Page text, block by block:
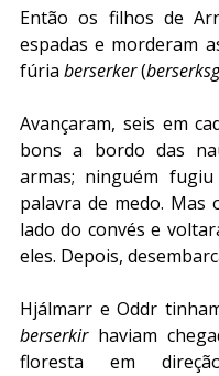
Então os filhos de
espadas e morderam
fúria berserker (
Avançaram, seis em
bons a bordo das
armas; ninguém
palavra de medo. Mas
lado do convés e
eles. Depois,
berserkir haviam